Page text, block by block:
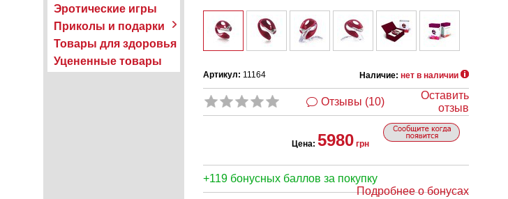
Эротические игры
Приколы и подарки
Товары для здоровья
Уцененные товары
Артикул: 11164 Наличие: нет в наличии
Отзывы (10)
Оставить
отзыв
Цена: 5980 грн
+119 бонусных баллов за покупку
Подробнее о бонусах